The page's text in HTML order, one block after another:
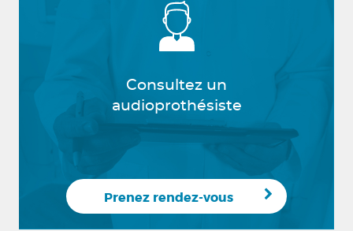
Consultez un
audioprothésiste
Prenez rendez-vous